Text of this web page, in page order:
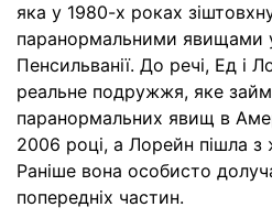
яка у 1980-х роках
паранормальними явищами
Пенсильванії. До речі, Ед і
реальне подружжя, яке
паранормальних явищ в
2006 році, а Лорейн пішла
Раніше вона особисто
попередніх частин.